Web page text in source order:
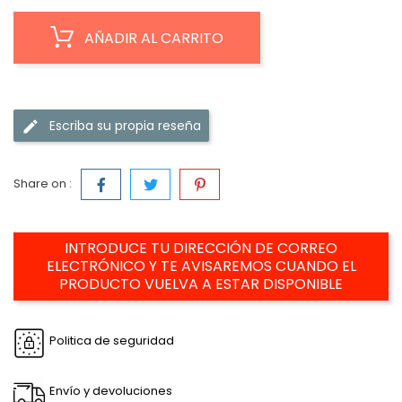
AÑADIR AL CARRITO
Escriba su propia reseña
Share on :
INTRODUCE TU DIRECCIÓN DE CORREO
ELECTRÓNICO Y TE AVISAREMOS CUANDO EL
PRODUCTO VUELVA A ESTAR DISPONIBLE
Politica de seguridad
Envío y devoluciones